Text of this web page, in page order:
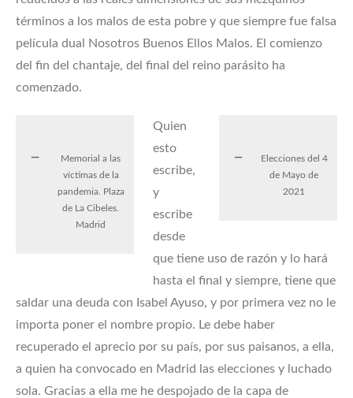
términos a los malos de esta pobre y que siempre fue falsa
película dual Nosotros Buenos Ellos Malos. El comienzo
del fin del chantaje, del final del reino parásito ha
comenzado.
Elecciones del 4
de Mayo de
2021
Memorial a las
víctimas de la
pandemia. Plaza
de La Cibeles.
Madrid
Quien
esto
escribe,
y
escribe
desde
que tiene uso de razón y lo hará
hasta el final y siempre, tiene que
saldar una deuda con Isabel Ayuso, y por primera vez no le
importa poner el nombre propio. Le debe haber
recuperado el aprecio por su país, por sus paisanos, a ella,
a quien ha convocado en Madrid las elecciones y luchado
sola. Gracias a ella me he despojado de la capa de